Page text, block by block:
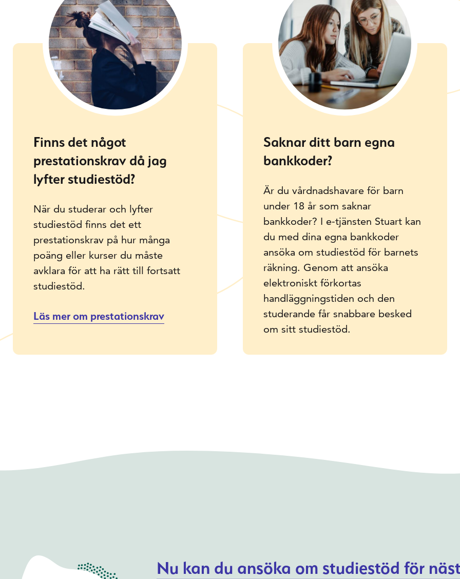
Finns det något
prestationskrav då jag
lyfter studiestöd?
När du studerar och lyfter
studiestöd finns det ett
prestationskrav på hur många
poäng eller kurser du måste
avklara för att ha rätt till fortsatt
studiestöd.
Läs mer om prestationskrav
Saknar ditt barn egna
bankkoder?
Är du vårdnadshavare för barn
under 18 år som saknar
bankkoder? I e-tjänsten Stuart kan
du med dina egna bankkoder
ansöka om studiestöd för barnets
räkning. Genom att ansöka
elektroniskt förkortas
handläggningstiden och den
studerande får snabbare besked
om sitt studiestöd.
Nu kan du ansöka om studiestöd för